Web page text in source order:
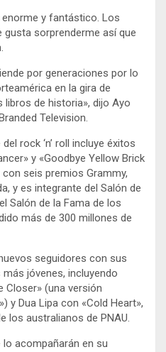
y fantástico. Los
sorprenderme así que
por generaciones por lo
en la gira de
libros de historia», dijo Ayo
Television.
rock ‘n’ roll incluye éxitos
y «Goodbye Yellow Brick
seis premios Grammy,
y es integrante del Salón de
Salón de la Fama de los
más de 300 millones de
seguidores con sus
jóvenes, incluyendo
Closer» (una versión
y Dua Lipa con «Cold Heart»,
los australianos de PNAU.
lo acompañarán en su